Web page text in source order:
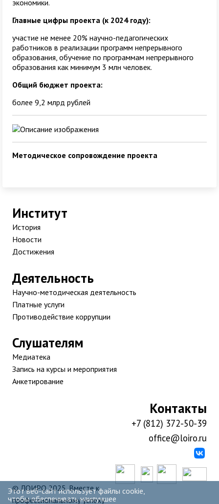
экономики.
Главные цифры проекта (к 2024 году):
участие не менее 20% научно-педагогических
работников в реализации программ непрерывного
образования, обучение по программам непрерывного
образования как минимум 3 млн человек.
Общий бюджет проекта:
более 9,2 млрд рублей
Методическое сопровождение проекта
Институт
История
Новости
Достижения
Деятельность
Научно-методическая деятельность
Платные услуги
Противодействие коррупции
Слушателям
Медиатека
Запись на курсы и мероприятия
Анкетирование
Контакты
+7 (812) 372-50-39
office@loiro.ru
© ЛОИРО 2025. Вместе к
профессиональному успеху
Этот веб-сайт использует файлы cookie,
чтобы обеспечивать наилучшее